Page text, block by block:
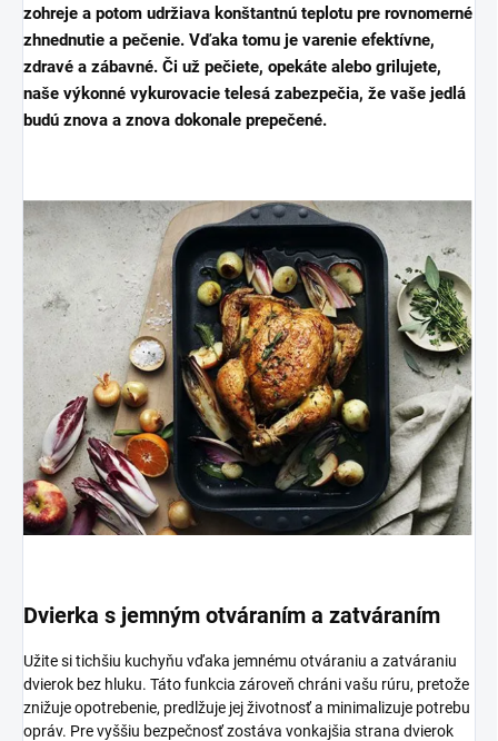
zohreje a potom udržiava konštantnú teplotu pre rovnomerné
zhnednutie a pečenie. Vďaka tomu je varenie efektívne,
zdravé a zábavné. Či už pečiete, opekáte alebo grilujete,
naše výkonné vykurovacie telesá zabezpečia, že vaše jedlá
budú znova a znova dokonale prepečené.
Dvierka s jemným otváraním a zatváraním
Užite si tichšiu kuchyňu vďaka jemnému otváraniu a zatváraniu
dvierok bez hluku. Táto funkcia zároveň chráni vašu rúru, pretože
znižuje opotrebenie, predlžuje jej životnosť a minimalizuje potrebu
opráv. Pre vyššiu bezpečnosť zostáva vonkajšia strana dvierok